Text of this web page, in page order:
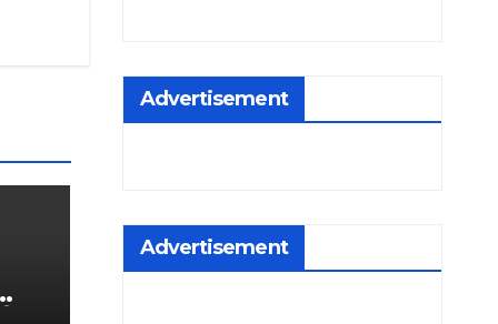
Advertisement
Advertisement